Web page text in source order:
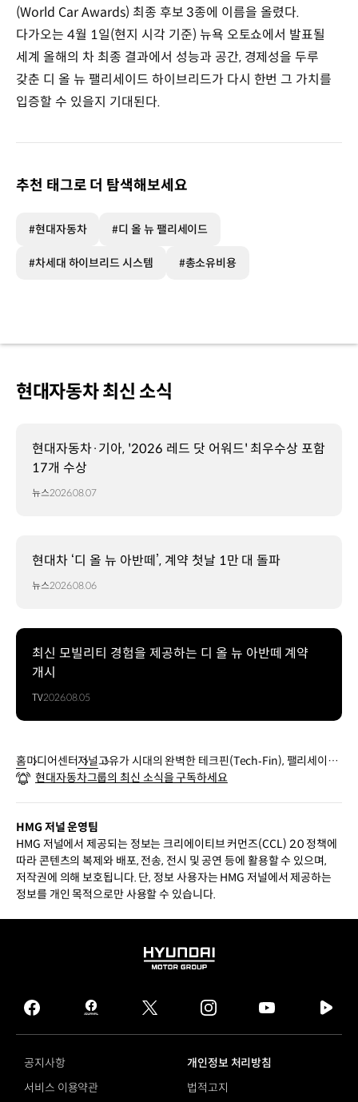
(World Car Awards) 최종 후보 3종에 이름을 올렸다.
다가오는 4월 1일(현지 시각 기준) 뉴욕 오토쇼에서 발표될
세계 올해의 차 최종 결과에서 성능과 공간, 경제성을 두루
갖춘 디 올 뉴 팰리세이드 하이브리드가 다시 한번 그 가치를
입증할 수 있을지 기대된다.
추천 태그로 더 탐색해보세요
#현대자동차 #디 올 뉴 팰리세이드
#차세대 하이브리드 시스템 #총소유비용
현대자동차 최신 소식
현대자동차·기아, '2026 레드 닷 어워드' 최우수상 포함
17개 수상
뉴스2026.08.07
현대차 ‘디 올 뉴 아반떼’, 계약 첫날 1만 대 돌파
뉴스2026.08.06
최신 모빌리티 경험을 제공하는 디 올 뉴 아반떼 계약
개시
TV2026.08.05
홈미디어센터저널고유가 시대의 완벽한 테크핀(Tech‐Fin), 팰리세이드
하이브리드
현대자동차그룹의 최신 소식을 구독하세요
HMG 저널 운영팀
HMG 저널에서 제공되는 정보는 크리에이티브 커먼즈(CCL) 2.0 정책에
따라 콘텐츠의 복제와 배포, 전송, 전시 및 공연 등에 활용할 수 있으며,
저작권에 의해 보호됩니다. 단, 정보 사용자는 HMG 저널에서 제공하는
정보를 개인 목적으로만 사용할 수 있습니다.
HYUNDAI
GROUP
facebook
hmg
journal
twitter instagram
tv
공지사항
개인정보 처리방침
서비스 이용약관
법적고지